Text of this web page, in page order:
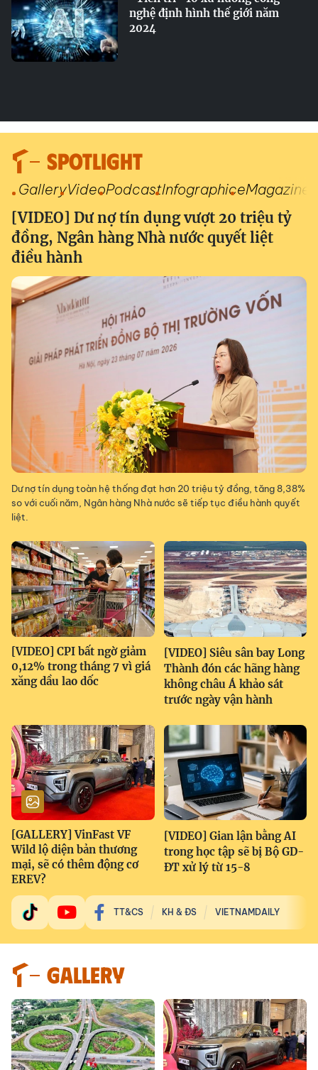
nghệ định hình thế giới năm
2024
SPOTLIGHT
GalleryVideoPodcastInfographiceMagazine
[VIDEO] Dư nợ tín dụng vượt 20 triệu tỷ
đồng, Ngân hàng Nhà nước quyết liệt
điều hành
Dư nợ tín dụng toàn hệ thống đạt hơn 20 triệu tỷ đồng, tăng 8,38%
so với cuối năm, Ngân hàng Nhà nước sẽ tiếp tục điều hành quyết
liệt.
[VIDEO] CPI bất ngờ giảm
0,12% trong tháng 7 vì giá
xăng dầu lao dốc
[VIDEO] Siêu sân bay Long
Thành đón các hãng hàng
không châu Á khảo sát
trước ngày vận hành
[GALLERY] VinFast VF
Wild lộ diện bản thương
mại, sẽ có thêm động cơ
EREV?
[VIDEO] Gian lận bằng AI
trong học tập sẽ bị Bộ GD-
ĐT xử lý từ 15-8
TT&CS KH & ĐS VIETNAMDAILY
GALLERY